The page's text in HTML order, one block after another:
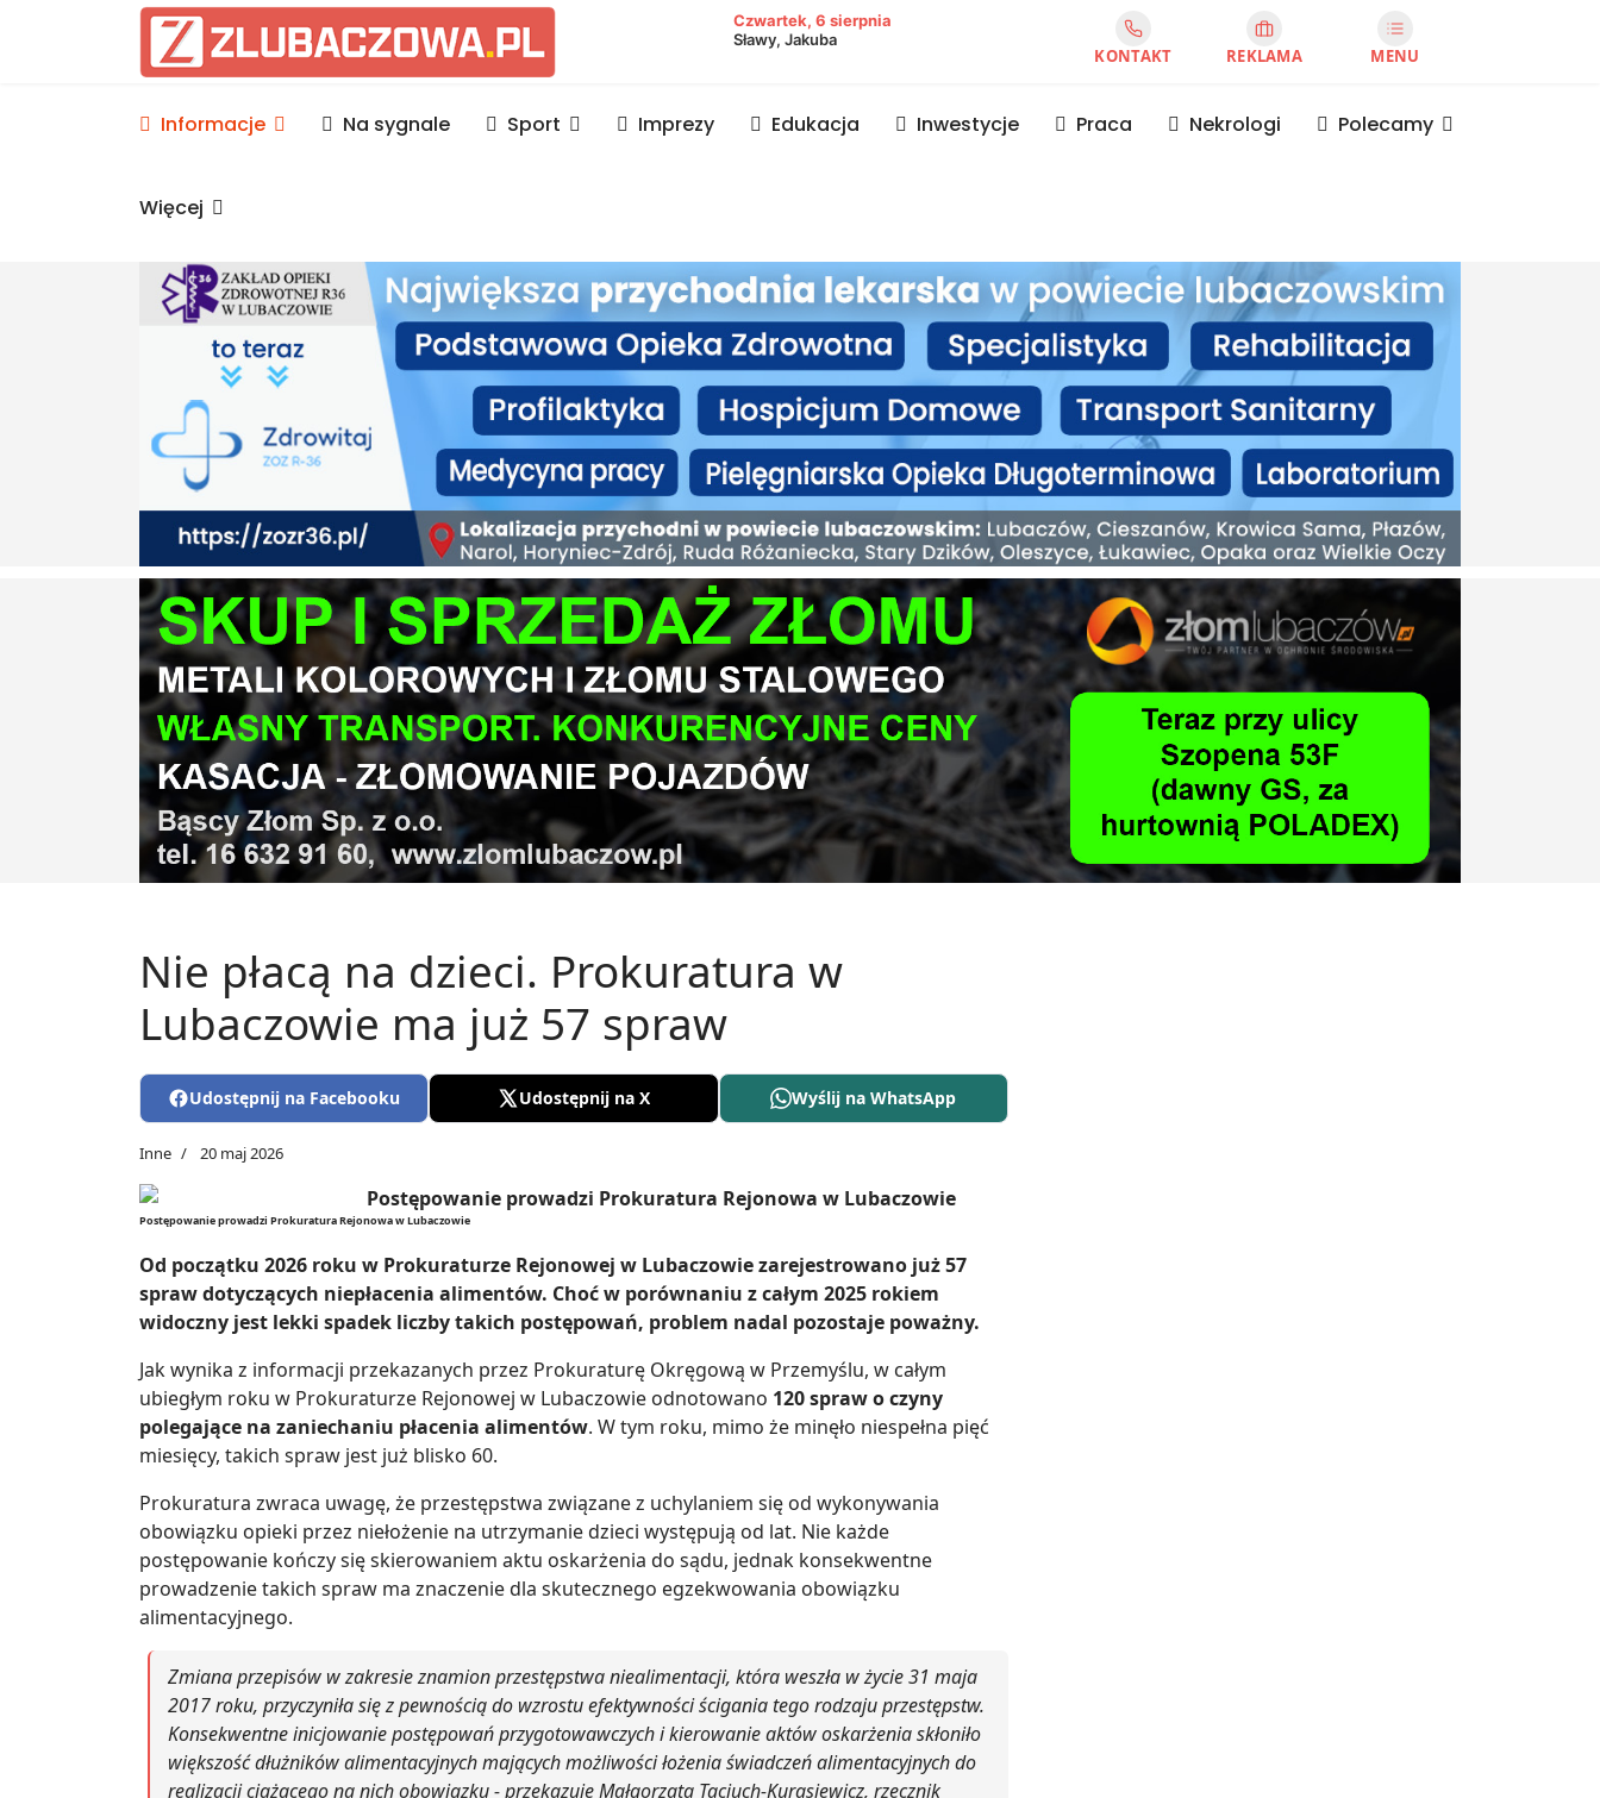
Informacje Lubaczów, powiat lubaczowski
Czwartek, 6 sierpnia
Sławy, Jakuba
KONTAKT REKLAMA MENU
Informacje Na sygnale Sport Imprezy Edukacja Inwestycje Praca Nekrologi Polecamy
Więcej
Nie płacą na dzieci. Prokuratura w
Lubaczowie ma już 57 spraw
Udostępnij na Facebooku Udostępnij na X Wyślij na WhatsApp
Inne 20 maj 2026
Postępowanie prowadzi Prokuratura Rejonowa w Lubaczowie
Od początku 2026 roku w Prokuraturze Rejonowej w Lubaczowie zarejestrowano już 57
spraw dotyczących niepłacenia alimentów. Choć w porównaniu z całym 2025 rokiem
widoczny jest lekki spadek liczby takich postępowań, problem nadal pozostaje poważny.
Jak wynika z informacji przekazanych przez Prokuraturę Okręgową w Przemyślu, w całym
ubiegłym roku w Prokuraturze Rejonowej w Lubaczowie odnotowano 120 spraw o czyny
polegające na zaniechaniu płacenia alimentów. W tym roku, mimo że minęło niespełna pięć
miesięcy, takich spraw jest już blisko 60.
Prokuratura zwraca uwagę, że przestępstwa związane z uchylaniem się od wykonywania
obowiązku opieki przez niełożenie na utrzymanie dzieci występują od lat. Nie każde
postępowanie kończy się skierowaniem aktu oskarżenia do sądu, jednak konsekwentne
prowadzenie takich spraw ma znaczenie dla skutecznego egzekwowania obowiązku
alimentacyjnego.
Zmiana przepisów w zakresie znamion przestępstwa niealimentacji, która weszła w życie 31 maja
2017 roku, przyczyniła się z pewnością do wzrostu efektywności ścigania tego rodzaju przestępstw.
Konsekwentne inicjowanie postępowań przygotowawczych i kierowanie aktów oskarżenia skłoniło
większość dłużników alimentacyjnych mających możliwości łożenia świadczeń alimentacyjnych do
realizacji ciążącego na nich obowiązku - przekazuje Małgorzata Taciuch-Kurasiewicz, rzecznik